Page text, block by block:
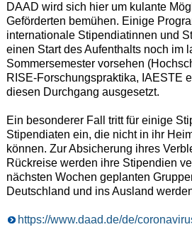
DAAD wird sich hier um kulante
Geförderten bemühen. Einige
internationale Stipendiatinnen und
einen Start des Aufenthalts noch im
Sommersemester vorsehen
RISE-Forschungspraktika, IAESTE
diesen Durchgang ausgesetzt.
Ein besonderer Fall tritt für einige
Stipendiaten ein, die nicht in ihr
können. Zur Absicherung ihres
Rückreise werden ihre Stipendien
nächsten Wochen geplanten
Deutschland und ins Ausland
https://www.daad.de/de/